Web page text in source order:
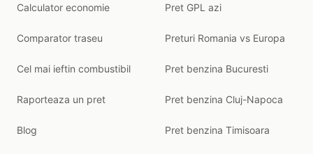
Calculator economie
Comparator traseu
Cel mai ieftin combustibil
Raporteaza un pret
Blog
Pret GPL azi
Preturi Romania vs Europa
Pret benzina Bucuresti
Pret benzina Cluj-Napoca
Pret benzina Timisoara